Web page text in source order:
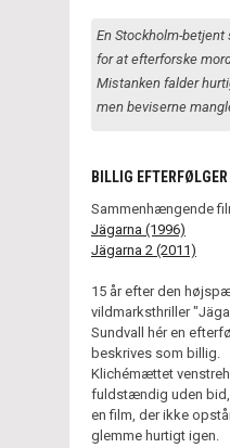
En Stockholm-
for at efterforske
Mistanken falder
men beviserne
BILLIG EFTERFØLGER
Sammenhængende
Jägarna (1996)
Jägarna 2 (2011)
15 år efter den
vildmarksthriller
Sundvall hér en
beskrives som billig.
Klichémættet
fuldstændig uden
en film, der ikke
glemme hurtigt igen.